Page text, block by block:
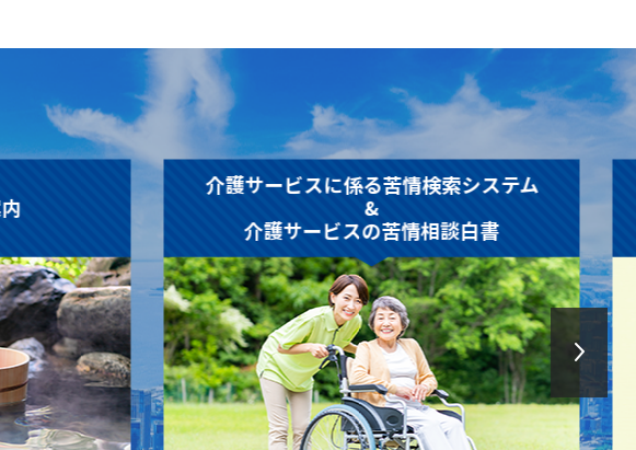
介護サービスに係る苦情検索システム
介護サービスの苦情相談白書